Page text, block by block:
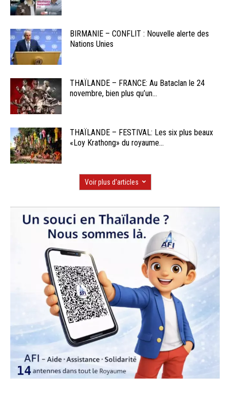
BIRMANIE – CONFLIT : Nouvelle alerte des
Nations Unies
THAÏLANDE – FRANCE: Au Bataclan le 24
novembre, bien plus qu’un...
THAÏLANDE – FESTIVAL: Les six plus beaux
«Loy Krathong» du royaume...
Voir plus d'articles